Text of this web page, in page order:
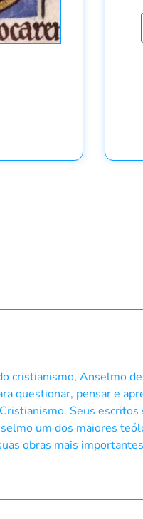
cristianismo, Anselmo
questionar, pensar e
Seus
um dos maiores
obras mais